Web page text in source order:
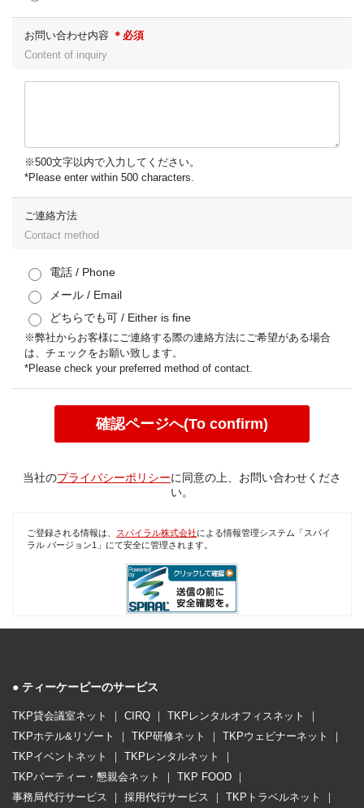
お問い合わせ内容 ＊必須
Content of inquiry
※500文字以内で入力してください。
*Please enter within 500 characters.
ご連絡方法
Contact method
電話 / Phone
メール / Email
どちらでも可 / Either is fine
※弊社からお客様にご連絡する際の連絡方法にご希望がある場合
は、チェックをお願い致します。
*Please check your preferred method of contact.
当社のプライバシーポリシーに同意の上、お問い合わせくださ
い。
ご登録される情報は、 スパイラル株式会社による情報管理システム「スパイ
ラル バージョン1」にて安全に管理されます。
ティーケーピーのサービス
TKP貸会議室ネット CIRQ
TKPレンタルオフィスネット
TKPホテル&リゾート
TKP研修ネット
TKPウェビナーネット
TKPイベントネット
TKPレンタルネット
TKPパーティー・懇親会ネット
TKP FOOD
事務局代行サービス
採用代行サービス TKPトラベルネット